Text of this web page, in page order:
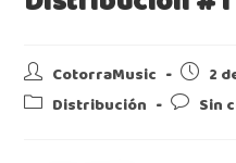
CotorraMusic
2
Distribución
Sin